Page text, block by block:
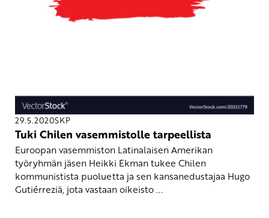
29.5.2020SKP
Tuki Chilen vasemmistolle tarpeellista
Euroopan vasemmiston Latinalaisen Amerikan
työryhmän jäsen Heikki Ekman tukee Chilen
kommunistista puoluetta ja sen kansanedustajaa Hugo
Gutiérreziä, jota vastaan oikeisto ...